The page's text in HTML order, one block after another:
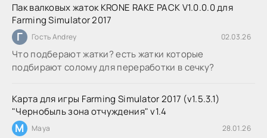
Пак валковых жаток KRONE RAKE PACK V1.0.0.0 для
Farming Simulator 2017
Г Гость Andrey 02.03.26
Что подберают жатки? есть жатки которые
подбирают солому для переработки в сечку?
Карта для игры Farming Simulator 2017 (v1.5.3.1)
"Чернобыль зона отчуждения" v1.4
M Maya 28.01.26